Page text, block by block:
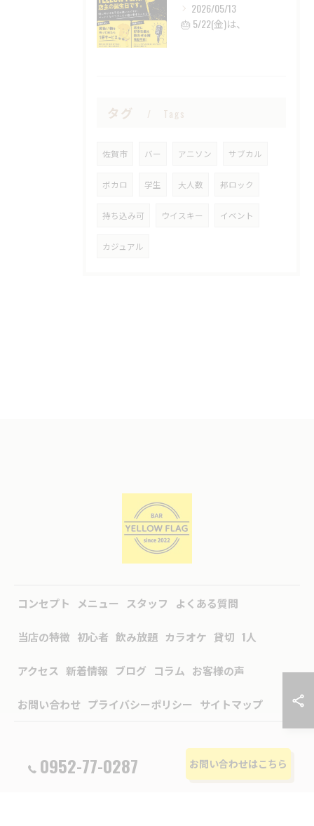
2026/05/13
🎂 5/22(金)は、
タグ Tags
佐賀市 バー アニソン サブカル
ボカロ 学生 大人数 邦ロック
持ち込み可 ウイスキー イベント
カジュアル
0952-77-0287 お問い合わせはこちら
コンセプト メニュー スタッフ よくある質問
当店の特徴 初心者 飲み放題 カラオケ 貸切 1人
アクセス 新着情報 ブログ コラム お客様の声
お問い合わせ プライバシーポリシー サイトマップ
© 2026 佐賀県佐賀市のバーならBAR YELLOW FLAG ALL RIGHTS RESERVED.